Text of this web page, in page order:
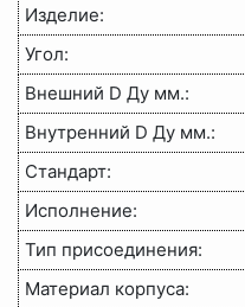
Изделие:
Угол:
Внешний D Ду мм.:
Внутренний D Ду мм.:
Стандарт:
Исполнение:
Тип присоединения:
Материал корпуса: